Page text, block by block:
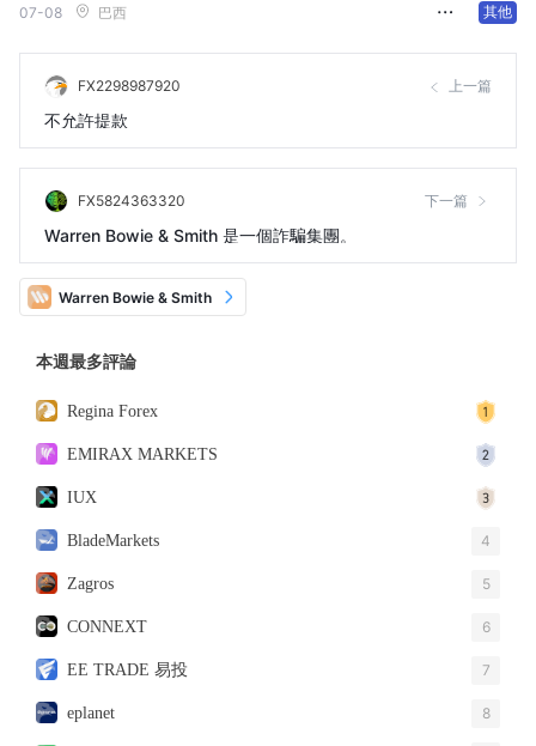
07-08 巴西 其他
FX2298987920 上一篇
不允許提款
FX5824363320 下一篇
Warren Bowie & Smith 是一個詐騙集團。
Warren Bowie & Smith
本週最多評論
Regina Forex
EMIRAX MARKETS
IUX
BladeMarkets 4
Zagros 5
CONNEXT 6
EE TRADE 易投 7
eplanet 8